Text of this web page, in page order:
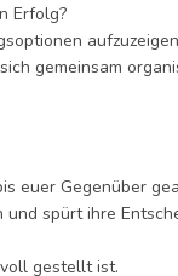
Erfolg?
gemeinsam
euer Gegenüber
spürt ihre
gestellt ist.